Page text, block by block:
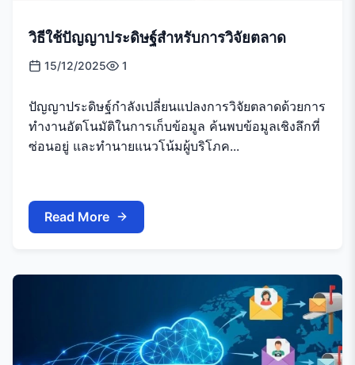
วิธีใช้ปัญญาประดิษฐ์สำหรับการวิจัยตลาด
15/12/2025 1
ปัญญาประดิษฐ์กำลังเปลี่ยนแปลงการวิจัยตลาดด้วยการ
ทำงานอัตโนมัติในการเก็บข้อมูล ค้นพบข้อมูลเชิงลึกที่
ซ่อนอยู่ และทำนายแนวโน้มผู้บริโภค...
Read More